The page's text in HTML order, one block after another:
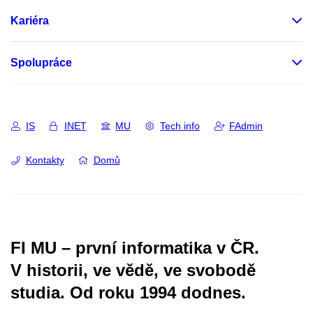
Kariéra
Spolupráce
IS INET MU Tech info FAdmin
Kontakty Domů
FI MU – první informatika v ČR.
V historii, ve vědě, ve svobodě
studia. Od roku 1994 dodnes.